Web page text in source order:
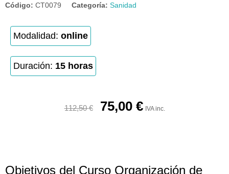
Código: CT0079 Categoría: Sanidad
Modalidad: online
Duración: 15 horas
112,50€ 75,00 € IVA inc.
Objetivos del Curso Organización de